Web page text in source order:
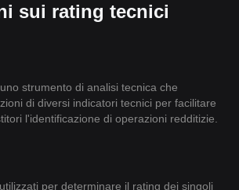
sui rating tecnici
strumento di analisi tecnica che
di diversi indicatori tecnici per facilitare
l'identificazione di operazioni redditizie.
per determinare il rating dei singoli